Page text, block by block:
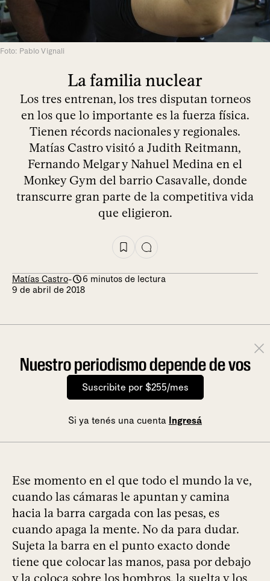
Foto: Pablo Vignali
La familia nuclear
Los tres entrenan, los tres disputan torneos
en los que lo importante es la fuerza física.
Tienen récords nacionales y regionales.
Matías Castro visitó a Judith Reitmann,
Fernando Melgar y Nahuel Medina en el
Monkey Gym del barrio Casavalle, donde
transcurre gran parte de la competitiva vida
que eligieron.
Matías Castro-
6 minutos de lectura
9 de abril de 2018
Nuestro periodismo depende de vos
Suscribite por $255/mes
Si ya tenés una cuenta Ingresá
Ese momento en el que todo el mundo la ve,
cuando las cámaras le apuntan y camina
hacia la barra cargada con las pesas, es
cuando apaga la mente. No da para dudar.
Sujeta la barra en el punto exacto donde
tiene que colocar las manos, pasa por debajo
y la coloca sobre los hombros, la suelta y los